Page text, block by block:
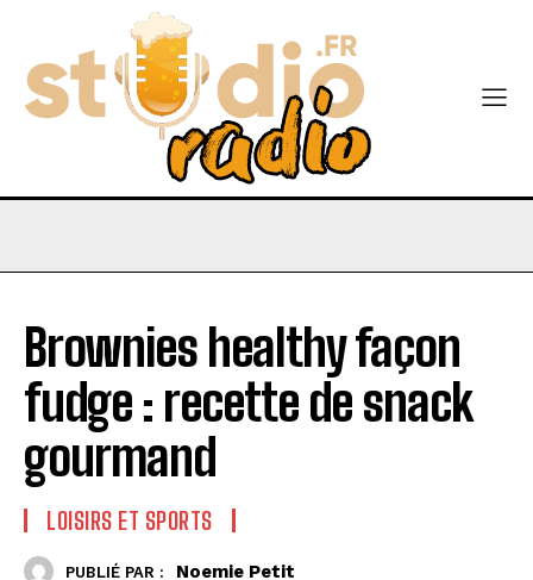
Brownies healthy façon
fudge : recette de snack
gourmand
LOISIRS ET SPORTS
PUBLIÉ PAR : Noemie Petit